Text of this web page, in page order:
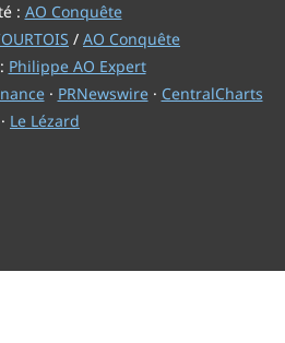
: AO Conquête
/ AO Conquête
Philippe AO Expert
· PRNewswire· CentralCharts
· Le Lézard